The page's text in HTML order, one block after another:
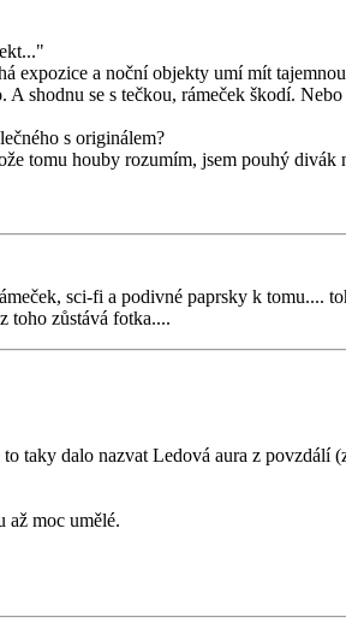
expozice a noční objekty umí mít
shodnu se s tečkou, rámeček škodí.
s originálem?
tomu houby rozumím, jsem pouhý
sci-fi a podivné paprsky k tomu....
toho zůstává fotka....
taky dalo nazvat Ledová aura z
až moc umělé.